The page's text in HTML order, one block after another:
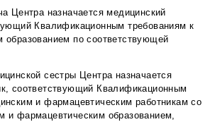
Центра назначается медицинский
Квалификационным требованиям к
образованием по соответствующей
сестры Центра назначается
соответствующий Квалификационным
и фармацевтическим работникам со
и фармацевтическим образованием,